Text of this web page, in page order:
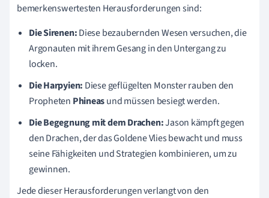
bemerkenswertesten Herausforderungen sind:
Die Sirenen:Diese bezaubernden Wesen versuchen, die
Argonauten mit ihrem Gesang in den Untergang zu
locken.
Die Harpyien: Diese geflügelten Monster rauben den
Propheten Phineasund müssen besiegt werden.
Die Begegnung mit dem Drachen:Jason kämpft gegen
den Drachen, der das Goldene Vlies bewacht und muss
seine Fähigkeiten und Strategien kombinieren, um zu
gewinnen.
Jede dieser Herausforderungen verlangt von den